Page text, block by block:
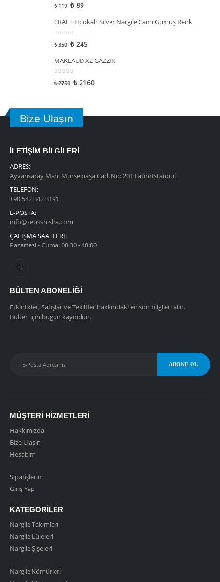
5 üzerinden
₺119 ₺ 89
CRAFT Hookah Silver Nargile Camı Gümüş Renk
5 üzerinden
₺350 ₺ 245
MAKLAUD X2 GAZZIK
5 üzerinden
₺2750 ₺ 2160
Bize Ulaşın
İLETİŞİM BİLGİLERİ
ADRES:
Ayvansaray Mah. Mürselpaşa Cad. No: 201 Fatih/İstanbul
TELEFON:
+90 542 342 3191
E-POSTA:
info@zeusshisha.com
ÇALIŞMA SAATLERİ:
Pazartesi - Cuma: 08:30 - 18:00
BÜLTEN ABONELIĞI
Etkinlikler, Satışlar ve Teklifler hakkındaki en son bilgileri alın.
Bülten için bugün kaydolun.
MÜŞTERI HIZMETLERI
Hakkımızda
Bize Ulaşın
Hesabım
Siparişlerim
Giriş Yap
KATEGORILER
Nargile Takımları
Nargile Lüleleri
Nargile Şişeleri
Nargile Kömürleri